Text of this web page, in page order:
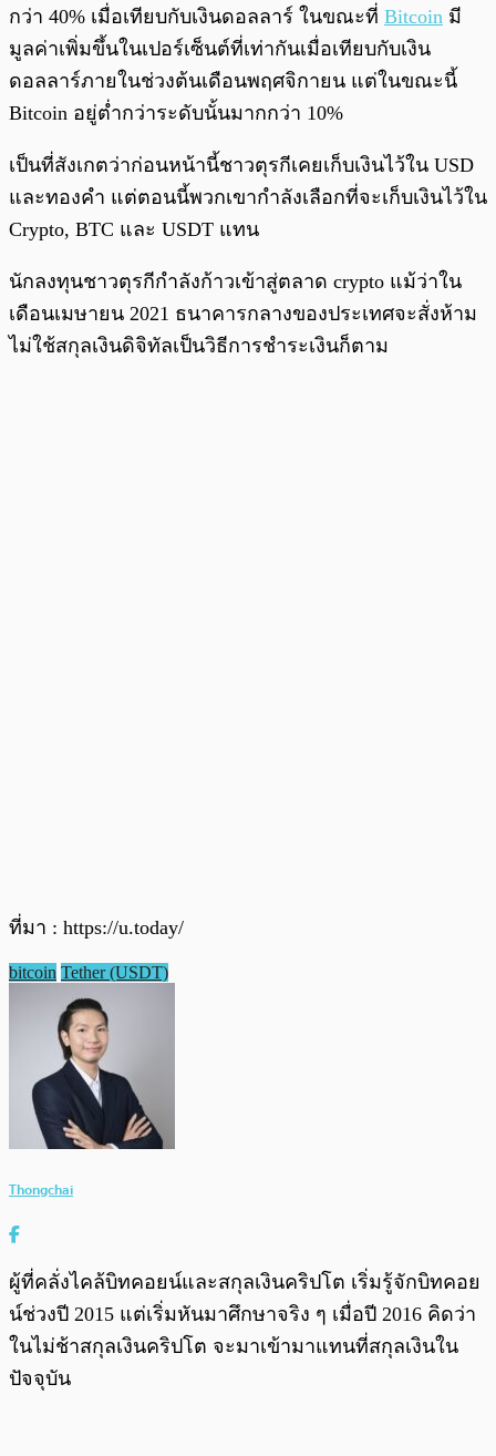
กว่า 40% เมื่อเทียบกับเงินดอลลาร์ ในขณะที่ Bitcoin มี
มูลค่าเพิ่มขึ้นในเปอร์เซ็นต์ที่เท่ากันเมื่อเทียบกับเงิน
ดอลลาร์ภายในช่วงต้นเดือนพฤศจิกายน แต่ในขณะนี้
Bitcoin อยู่ต่ำกว่าระดับนั้นมากกว่า 10%
เป็นที่สังเกตว่าก่อนหน้านี้ชาวตุรกีเคยเก็บเงินไว้ใน USD
และทองคำ แต่ตอนนี้พวกเขากำลังเลือกที่จะเก็บเงินไว้ใน
Crypto, BTC และ USDT แทน
นักลงทุนชาวตุรกีกำลังก้าวเข้าสู่ตลาด crypto แม้ว่าใน
เดือนเมษายน 2021 ธนาคารกลางของประเทศจะสั่งห้าม
ไม่ใช้สกุลเงินดิจิทัลเป็นวิธีการชำระเงินก็ตาม
ที่มา : https://u.today/
bitcoin Tether (USDT)
Thongchai
ผู้ที่คลั่งไคล้บิทคอยน์และสกุลเงินคริปโต เริ่มรู้จักบิทคอย
น์ช่วงปี 2015 แต่เริ่มหันมาศึกษาจริง ๆ เมื่อปี 2016 คิดว่า
ในไม่ช้าสกุลเงินคริปโต จะมาเข้ามาแทนที่สกุลเงินใน
ปัจจุบัน